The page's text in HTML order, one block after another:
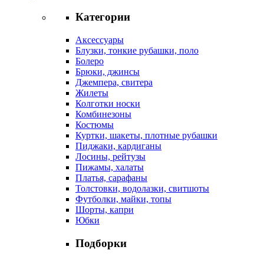
Категории
Аксессуары
Блузки, тонкие рубашки, поло
Болеро
Брюки, джинсы
Джемпера, свитера
Жилеты
Колготки носки
Комбинезоны
Костюмы
Куртки, шакеты, плотные рубашки
Пиджаки, кардиганы
Лосины, рейтузы
Пижамы, халаты
Платья, сарафаны
Толстовки, водолазки, свитшоты
Футболки, майки, топы
Шорты, капри
Юбки
Подборки